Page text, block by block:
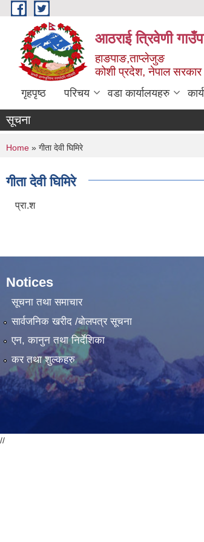
Skip to main content
आठराई त्रिवेणी
हाङपाङ,ताप्लेजुङ
कोशी प्रदेश, नेपाल सरकार
गृहपृष्ठ परिचय वडा कार्यालयहरु
सूचना
You are here
Home » गीता देवी घिमिरे
गीता देवी घिमिरे
प्रा.श
Notices
सूचना तथा समाचार
सार्वजनिक खरीद /बोलपत्र सूचना
एन, कानुन तथा निर्देशिका
कर तथा शुल्कहरु
//